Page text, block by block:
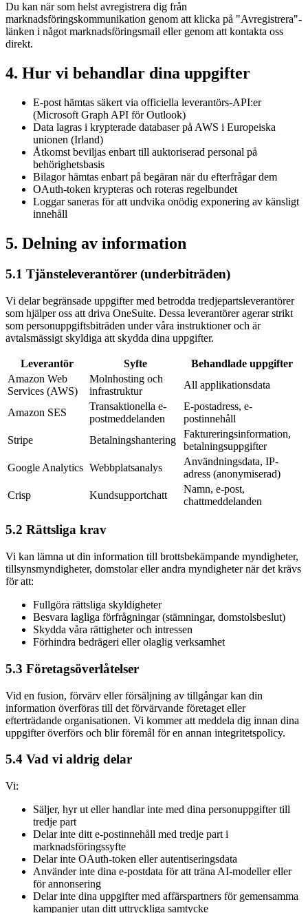
Du kan när som helst avregistrera dig från
marknadsföringskommunikation genom att klicka på "Avregistrera"-
länken i något marknadsföringsmail eller genom att kontakta oss
direkt.
4. Hur vi behandlar dina uppgifter
E-post hämtas säkert via officiella leverantörs-API:er
(Microsoft Graph API för Outlook)
Data lagras i krypterade databaser på AWS i Europeiska
unionen (Irland)
Åtkomst beviljas enbart till auktoriserad personal på
behörighetsbasis
Bilagor hämtas enbart på begäran när du efterfrågar dem
OAuth-token krypteras och roteras regelbundet
Loggar saneras för att undvika onödig exponering av känsligt
innehåll
5. Delning av information
5.1 Tjänsteleverantörer (underbiträden)
Vi delar begränsade uppgifter med betrodda tredjepartsleverantörer
som hjälper oss att driva OneSuite. Dessa leverantörer agerar strikt
som personuppgiftsbiträden under våra instruktioner och är
avtalsmässigt skyldiga att skydda dina uppgifter.
Leverantör Syfte
Behandlade uppgifter
Amazon Web
Services (AWS)
Molnhosting och
infrastruktur
All applikationsdata
Amazon SES
Transaktionella e-
postmeddelanden
E-postadress, e-
postinnehåll
Stripe
Betalningshantering
Faktureringsinformation,
betalningsuppgifter
Google Analytics Webbplatsanalys
Användningsdata, IP-
adress (anonymiserad)
Crisp
Kundsupportchatt
Namn, e-post,
chattmeddelanden
5.2 Rättsliga krav
Vi kan lämna ut din information till brottsbekämpande myndigheter,
tillsynsmyndigheter, domstolar eller andra myndigheter när det krävs
för att:
Fullgöra rättsliga skyldigheter
Besvara lagliga förfrågningar (stämningar, domstolsbeslut)
Skydda våra rättigheter och intressen
Förhindra bedrägeri eller olaglig verksamhet
5.3 Företagsöverlåtelser
Vid en fusion, förvärv eller försäljning av tillgångar kan din
information överföras till det förvärvande företaget eller
efterträdande organisationen. Vi kommer att meddela dig innan dina
uppgifter överförs och blir föremål för en annan integritetspolicy.
5.4 Vad vi aldrig delar
Vi:
Säljer, hyr ut eller handlar inte med dina personuppgifter till
tredje part
Delar inte ditt e-postinnehåll med tredje part i
marknadsföringssyfte
Delar inte OAuth-token eller autentiseringsdata
Använder inte dina e-postdata för att träna AI-modeller eller
för annonsering
Delar inte dina uppgifter med affärspartners för gemensamma
kampanjer utan ditt uttryckliga samtycke